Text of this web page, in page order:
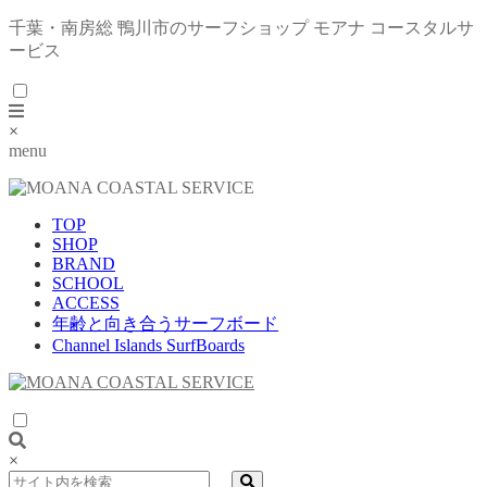
千葉・南房総 鴨川市のサーフショップ モアナ コースタルサ
ービス
×
menu
TOP
SHOP
BRAND
SCHOOL
ACCESS
年齢と向き合うサーフボード
Channel Islands SurfBoards
×